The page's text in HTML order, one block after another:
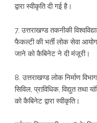
द्वारा स्वीकृति दी गई है।
7. उत्तराखण्ड तकनीकी
फैकल्टी की भर्ती लोक सेवा
जाने को कैबिनेट ने दी मंजूरी।
8. उत्तराखण्ड लोक निर्माण
सिविल, प्राविधिक, विद्युत तथा
को कैबिनेट द्वारा स्वीकृति।